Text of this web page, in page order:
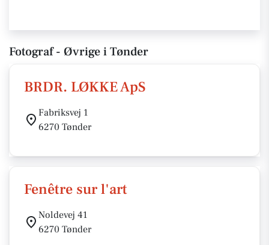
Fotograf - Øvrige i Tønder
BRDR. LØKKE ApS
Fabriksvej 1
6270 Tønder
Fenêtre sur l'art
Noldevej 41
6270 Tønder